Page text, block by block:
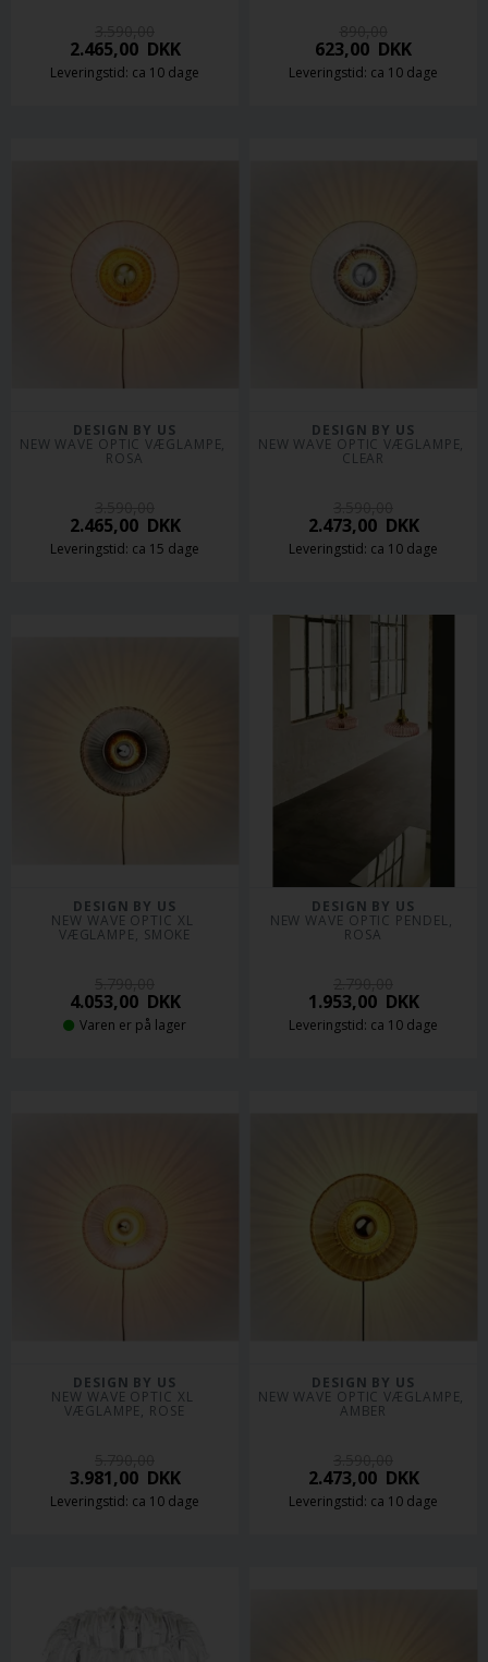
2.465,00DKK
Leveringstid: ca 10 dage
623,00 DKK
Leveringstid: ca 10 dage
DESIGN BY US
NEW WAVE OPTIC VÆGLAMPE,
ROSA
2.465,00DKK
Leveringstid: ca 15 dage
DESIGN BY US
NEW WAVE OPTIC VÆGLAMPE,
CLEAR
2.473,00DKK
Leveringstid: ca 10 dage
DESIGN BY US
NEW WAVE OPTIC XL
VÆGLAMPE, SMOKE
4.053,00DKK
Varen er på lager
DESIGN BY US
NEW WAVE OPTIC PENDEL,
ROSA
1.953,00DKK
Leveringstid: ca 10 dage
DESIGN BY US
NEW WAVE OPTIC XL
VÆGLAMPE, ROSE
3.981,00DKK
Leveringstid: ca 10 dage
DESIGN BY US
NEW WAVE OPTIC VÆGLAMPE,
AMBER
2.473,00DKK
Leveringstid: ca 10 dage